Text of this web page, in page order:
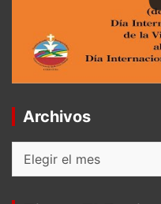
Archivos
Archivos